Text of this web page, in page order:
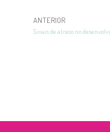
ANTERIOR